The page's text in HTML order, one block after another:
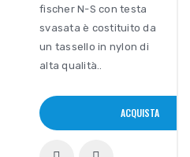
fischer N-S con testa
svasata è costituito da
un tassello in nylon di
alta qualità..
ACQUISTA